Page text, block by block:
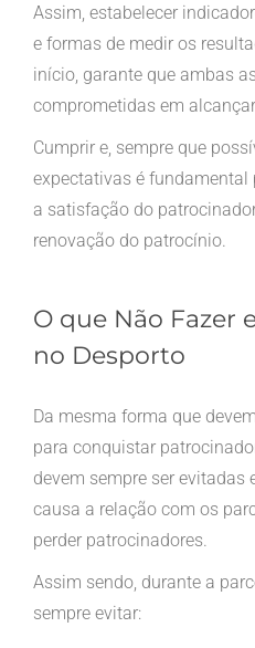
Assim, estabelecer
e formas de medir os
início, garante que ambas
comprometidas em
Cumprir e, sempre que
expectativas é
a satisfação do
renovação do patrocínio.
O que Não Fazer
no Desporto
Da mesma forma que
para conquistar
devem sempre ser evitadas
causa a relação com os
perder patrocinadores.
Assim sendo, durante a
sempre evitar: